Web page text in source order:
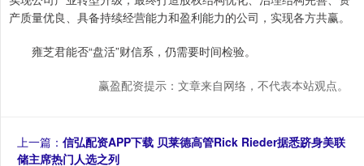
产质量优良、具备持续经营能力和盈利能力的公司，实现各方共赢。
雍芝君能否“盘活”财信系，仍需要时间检验。
赢盈配资提示：文章来自网络，不代表本站观点。
上一篇： 信弘配资APP下载 贝莱德高管Rick Rieder据悉跻身美联
储主席热门人选之列